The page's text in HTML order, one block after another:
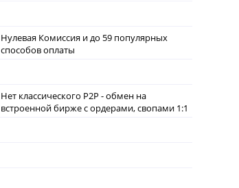
Нулевая Комиссия и до 59 популярных
способов оплаты
Нет классического P2P - обмен на
встроенной бирже с ордерами, свопами 1:1